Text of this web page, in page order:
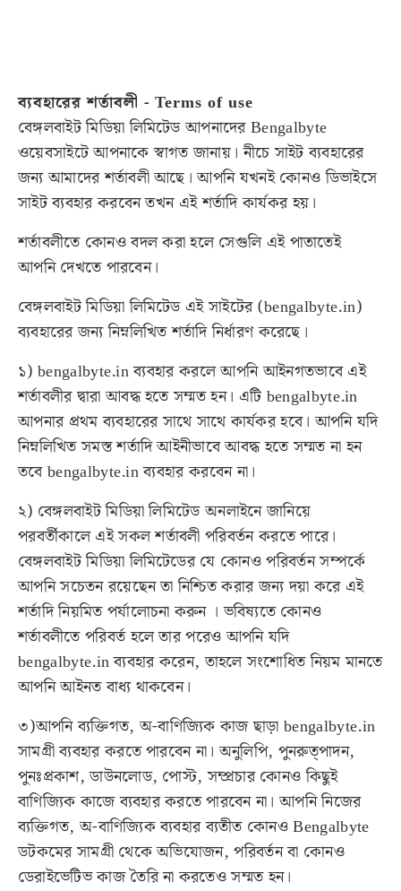
ব্যবহারের শর্তাবলী - Terms of use
বেঙ্গলবাইট মিডিয়া লিমিটেড আপনাদের Bengalbyte
ওয়েবসাইটে আপনাকে স্বাগত জানায়। নীচে সাইট ব্যবহারের
জন্য আমাদের শর্তাবলী আছে। আপনি যখনই কোনও ডিভাইসে
সাইট ব্যবহার করবেন তখন এই শর্তাদি কার্যকর হয়।
শর্তাবলীতে কোনও বদল করা হলে সেগুলি এই পাতাতেই
আপনি দেখতে পারবেন।
বেঙ্গলবাইট মিডিয়া লিমিটেড এই সাইটের (bengalbyte.in)
ব্যবহারের জন্য নিম্নলিখিত শর্তাদি নির্ধারণ করেছে।
১) bengalbyte.inব্যবহার করলে আপনি আইনগতভাবে এই
শর্তাবলীর দ্বারা আবদ্ধ হতে সম্মত হন। এটি bengalbyte.in
আপনার প্রথম ব্যবহারের সাথে সাথে কার্যকর হবে। আপনি যদি
নিম্নলিখিত সমস্ত শর্তাদি আইনীভাবে আবদ্ধ হতে সম্মত না হন
তবেbengalbyte.inব্যবহার করবেন না।
২) বেঙ্গলবাইট মিডিয়া লিমিটেড অনলাইনে জানিয়ে
পরবর্তীকালে এই সকল শর্তাবলী পরিবর্তন করতে পারে।
বেঙ্গলবাইট মিডিয়া লিমিটেডের যে কোনও পরিবর্তন সম্পর্কে
আপনি সচেতন রয়েছেন তা নিশ্চিত করার জন্য দয়া করে এই
শর্তাদি নিয়মিত পর্যালোচনা করুন । ভবিষ্যতে কোনও
শর্তাবলীতে পরিবর্ত হলে তার পরেও আপনি যদি
bengalbyte.inব্যবহার করেন, তাহলে সংশোধিত নিয়ম মানতে
আপনি আইনত বাধ্য থাকবেন।
৩)আপনি ব্যক্তিগত, অ-বাণিজ্যিক কাজ ছাড়াbengalbyte.in
সামগ্রী ব্যবহার করতে পারবেন না। অনুলিপি, পুনরুত্পাদন,
পুনঃপ্রকাশ, ডাউনলোড, পোস্ট, সম্প্রচার কোনও কিছুই
বাণিজ্যিক কাজে ব্যবহার করতে পারবেন না। আপনি নিজের
ব্যক্তিগত, অ-বাণিজ্যিক ব্যবহার ব্যতীত কোনও Bengalbyte
ডটকমের সামগ্রী থেকে অভিযোজন, পরিবর্তন বা কোনও
ডেরাইভেটিভ কাজ তৈরি না করতেও সম্মত হন।